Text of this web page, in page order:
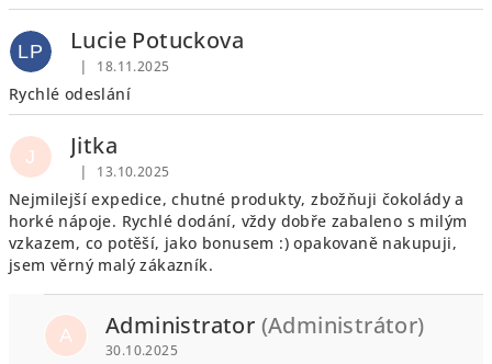
LP Lucie Potuckova
Hodnocení obchodu je 5 z 5 hvězdiček.
| 18.11.2025
Rychlé odeslání
J Jitka
Hodnocení obchodu je 5 z 5 hvězdiček.
| 13.10.2025
Nejmilejší expedice, chutné produkty, zbožňuji čokolády a
horké nápoje. Rychlé dodání, vždy dobře zabaleno s milým
vzkazem, co potěší, jako bonusem :) opakovaně nakupuji,
jsem věrný malý zákazník.
A Administrator (Administrátor)
30.10.2025